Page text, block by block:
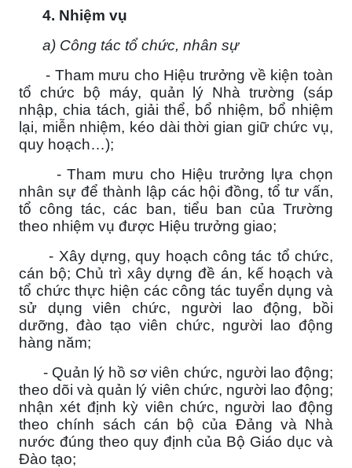
4. Nhiệm vụ
a) Công tác tổ chức, nhân sự
- Tham mưu cho Hiệu trưởng về kiện toàn
tổ chức bộ máy, quản lý Nhà trường (sáp
nhập, chia tách, giải thể, bổ nhiệm, bổ nhiệm
lại, miễn nhiệm, kéo dài thời gian giữ chức vụ,
quy hoạch…);
- Tham mưu cho Hiệu trưởng lựa chọn
nhân sự để thành lập các hội đồng, tổ tư vấn,
tổ công tác, các ban, tiểu ban của Trường
theo nhiệm vụ được Hiệu trưởng giao;
- Xây dựng, quy hoạch công tác tổ chức,
cán bộ; Chủ trì xây dựng đề án, kế hoạch và
tổ chức thực hiện các công tác tuyển dụng và
sử dụng viên chức, người lao động, bồi
dưỡng, đào tạo viên chức, người lao động
hàng năm;
- Quản lý hồ sơ viên chức, người lao động;
theo dõi và quản lý viên chức, người lao động;
nhận xét định kỳ viên chức, người lao động
theo chính sách cán bộ của Đảng và Nhà
nước đúng theo quy định của Bộ Giáo dục và
Đào tạo;